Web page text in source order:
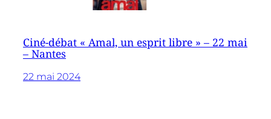
Ciné-débat « Amal, un esprit libre » – 22 mai
– Nantes
22 mai 2024